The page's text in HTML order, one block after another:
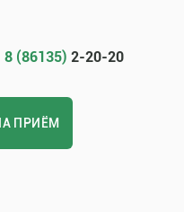
8 (86135) 2-20-20
ПРИЁМ